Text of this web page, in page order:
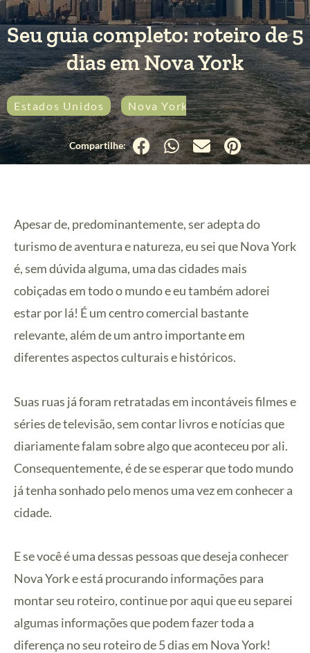
Seu guia completo: roteiro de 5
dias em Nova York
Estados Unidos Nova York Urbana
Apesar de, predominantemente, ser adepta do
turismo de aventura e natureza, eu sei que Nova York
é, sem dúvida alguma, uma das cidades mais
cobiçadas em todo o mundo e eu também adorei
estar por lá! É um centro comercial bastante
relevante, além de um antro importante em
diferentes aspectos culturais e históricos.
Suas ruas já foram retratadas em incontáveis filmes e
séries de televisão, sem contar livros e notícias que
diariamente falam sobre algo que aconteceu por ali.
Consequentemente, é de se esperar que todo mundo
já tenha sonhado pelo menos uma vez em conhecer a
cidade.
E se você é uma dessas pessoas que deseja conhecer
Nova York e está procurando informações para
montar seu roteiro, continue por aqui que eu separei
algumas informações que podem fazer toda a
diferença no seu roteiro de 5 dias em Nova York!